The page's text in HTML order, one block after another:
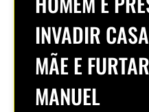
INVADIR
MÃE E
MANUEL